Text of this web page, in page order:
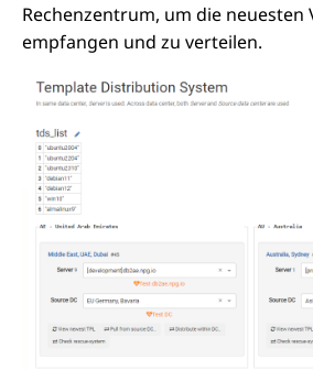
Rechenzentrum, um die neuesten
empfangen und zu verteilen.